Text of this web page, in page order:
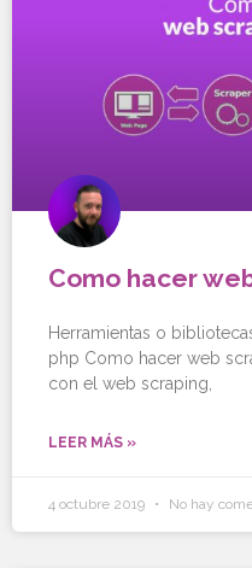
Como hacer
Herramientas o
php Como hacer web
con el web scraping,
LEER MÁS »
4 octubre 2019 No hay